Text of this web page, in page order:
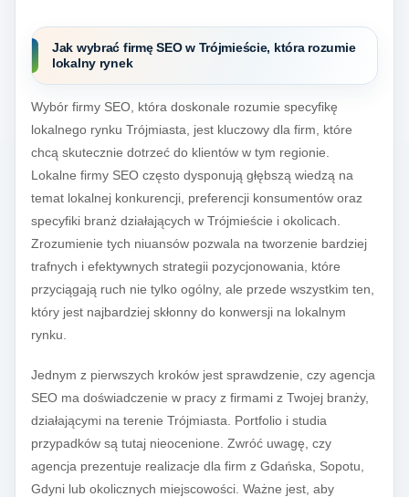
Jak wybrać firmę SEO w Trójmieście, która rozumie
lokalny rynek
Wybór firmy SEO, która doskonale rozumie specyfikę
lokalnego rynku Trójmiasta, jest kluczowy dla firm, które
chcą skutecznie dotrzeć do klientów w tym regionie.
Lokalne firmy SEO często dysponują głębszą wiedzą na
temat lokalnej konkurencji, preferencji konsumentów oraz
specyfiki branż działających w Trójmieście i okolicach.
Zrozumienie tych niuansów pozwala na tworzenie bardziej
trafnych i efektywnych strategii pozycjonowania, które
przyciągają ruch nie tylko ogólny, ale przede wszystkim ten,
który jest najbardziej skłonny do konwersji na lokalnym
rynku.
Jednym z pierwszych kroków jest sprawdzenie, czy agencja
SEO ma doświadczenie w pracy z firmami z Twojej branży,
działającymi na terenie Trójmiasta. Portfolio i studia
przypadków są tutaj nieocenione. Zwróć uwagę, czy
agencja prezentuje realizacje dla firm z Gdańska, Sopotu,
Gdyni lub okolicznych miejscowości. Ważne jest, aby